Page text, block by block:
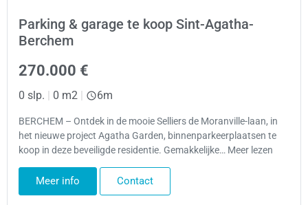
Parking & garage te koop Sint-Agatha-
Berchem
270.000 €
0 slp. | 0 m2 | 6m
BERCHEM – Ontdek in de mooie Selliers de Moranville-laan, in
het nieuwe project Agatha Garden, binnenparkeerplaatsen te
koop in deze beveiligde residentie. Gemakkelijke… Meer lezen
Meer info Contact